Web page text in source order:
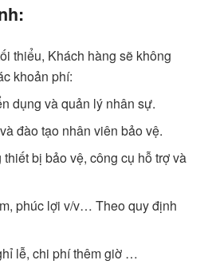
thiểu, Khách hàng sẽ không
khoản phí:
dụng và quản lý nhân sự.
đào tạo nhân viên bảo vệ.
bị bảo vệ, công cụ hỗ trợ và
phúc lợi v/v… Theo quy định
lễ, chi phí thêm giờ …